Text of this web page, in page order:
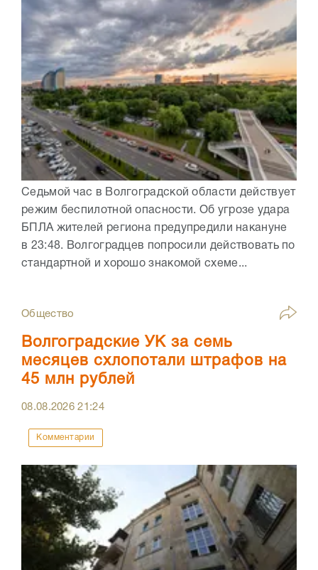
Седьмой час в Волгоградской области действует
режим беспилотной опасности. Об угрозе удара
БПЛА жителей региона предупредили накануне
в 23:48. Волгоградцев попросили действовать по
стандартной и хорошо знакомой схеме...
Общество
Волгоградские УК за семь
месяцев схлопотали штрафов на
45 млн рублей
08.08.202621:24
Комментарии